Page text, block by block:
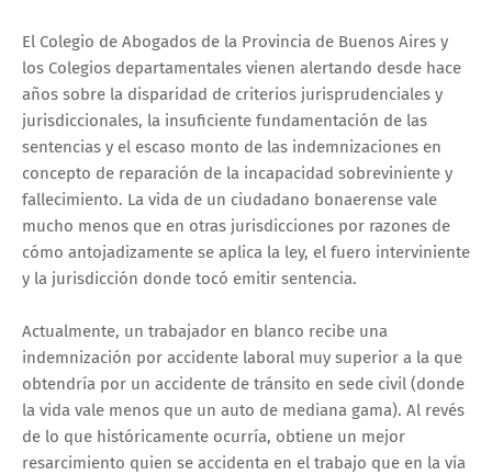
El Colegio de Abogados de la Provincia de Buenos Aires y
los Colegios departamentales vienen alertando desde hace
años sobre la disparidad de criterios jurisprudenciales y
jurisdiccionales, la insuficiente fundamentación de las
sentencias y el escaso monto de las indemnizaciones en
concepto de reparación de la incapacidad sobreviniente y
fallecimiento. La vida de un ciudadano bonaerense vale
mucho menos que en otras jurisdicciones por razones de
cómo antojadizamente se aplica la ley, el fuero interviniente
y la jurisdicción donde tocó emitir sentencia.
Actualmente, un trabajador en blanco recibe una
indemnización por accidente laboral muy superior a la que
obtendría por un accidente de tránsito en sede civil (donde
la vida vale menos que un auto de mediana gama). Al revés
de lo que históricamente ocurría, obtiene un mejor
resarcimiento quien se accidenta en el trabajo que en la vía